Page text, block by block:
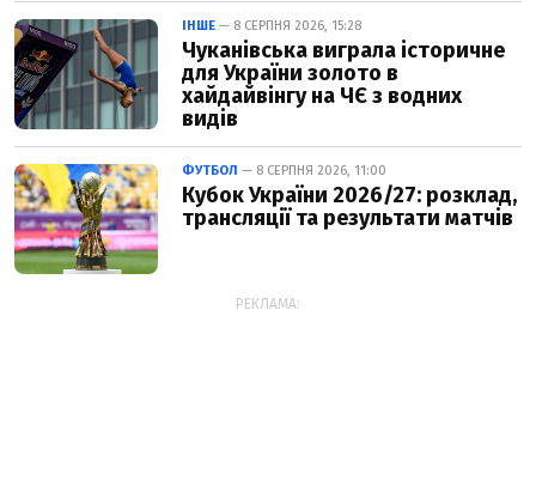
ІНШЕ — 8 СЕРПНЯ 2026, 15:28
Чуканівська виграла історичне
для України золото в
хайдайвінгу на ЧЄ з водних
видів
ФУТБОЛ — 8 СЕРПНЯ 2026, 11:00
Кубок України 2026/27: розклад,
трансляції та результати матчів
РЕКЛАМА: